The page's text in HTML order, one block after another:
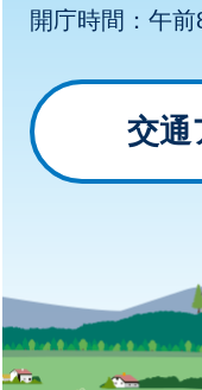
～
っ
と
ゅ
う
開庁時間：午
交通